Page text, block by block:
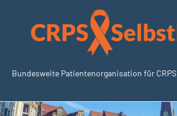
springen
SudeckSelbsthilfe.org
Bundesweite Patientenorganisation für CRPS